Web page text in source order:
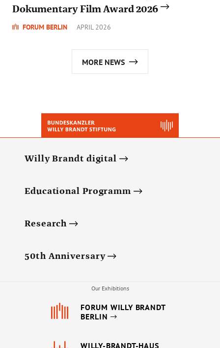
Dokumentary Film Award 2026
FORUM BERLIN APRIL 2026
MORE NEWS
Willy Brandt digital
Educational Programm
Research
50th Anniversary
Our Exhibitions
FORUM WILLY BRANDT
BERLIN
WILLY-BRANDT-HAUS